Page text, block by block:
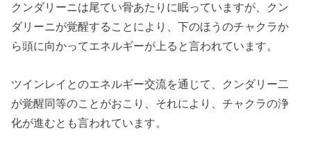
クンダリーニは尾てい骨あたりに眠っていますが、クン
ダリーニが覚醒することにより、下のほうのチャクラか
ら頭に向かってエネルギーが上ると言われています。
ツインレイとのエネルギー交流を通じて、クンダリー二
が覚醒同等のことがおこり、それにより、チャクラの浄
化が進むとも言われています。